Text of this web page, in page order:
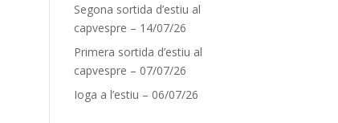
Segona sortida d’estiu al
capvespre – 14/07/26
Primera sortida d’estiu al
capvespre – 07/07/26
Ioga a l’estiu – 06/07/26